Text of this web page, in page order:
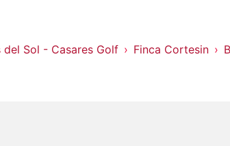
del Sol - Casares Golf Finca Cortesin